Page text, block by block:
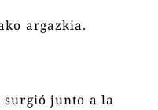
argazkia.
surgió junto a la